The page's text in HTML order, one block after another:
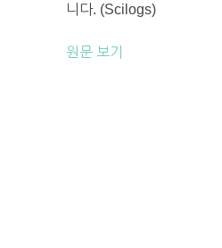
니다. (Scilogs)
원문 보기